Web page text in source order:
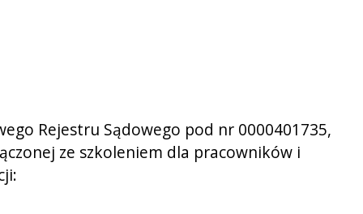
Rejestru Sądowego pod nr 0000401735,
ze szkoleniem dla pracowników i